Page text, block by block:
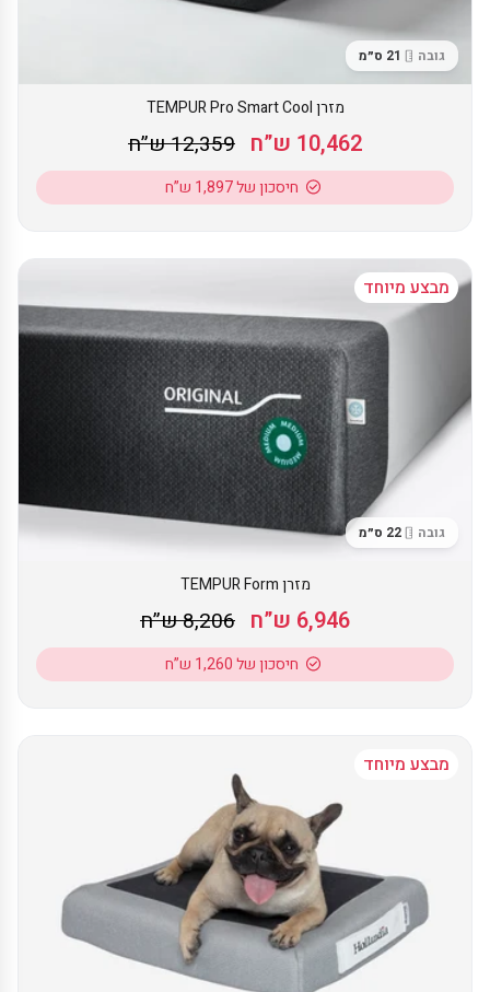
גובה
מזרן TEMPUR Pro Smart Cool
10,462 ש”ח 12,359 ש”ח
חיסכון של 1,897 ש”ח
גובה
מבצע מיוחד
מזרן TEMPUR Form
6,946 ש”ח 8,206 ש”ח
חיסכון של 1,260 ש”ח
מבצע מיוחד